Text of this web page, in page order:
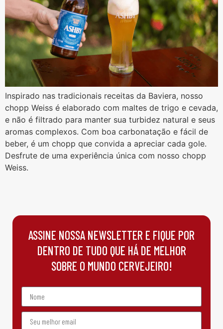
Inspirado nas tradicionais receitas da Baviera, nosso
chopp Weiss é elaborado com maltes de trigo e cevada,
e não é filtrado para manter sua turbidez natural e seus
aromas complexos. Com boa carbonatação e fácil de
beber, é um chopp que convida a apreciar cada gole.
Desfrute de uma experiência única com nosso chopp
Weiss.
ASSINE NOSSA NEWSLETTER E FIQUE POR
DENTRO DE TUDO QUE HÁ DE MELHOR
SOBRE O MUNDO CERVEJEIRO!